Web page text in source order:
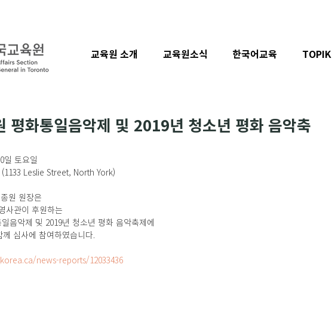
평화통일음악제 및 2019년 청소년 평화 음악축
일 토요일
Leslie Street, North York)
원 원장은
사관이 후원하는
음악제 및 2019년 청소년 평화 음악축제에
심사에 참여하였습니다.
news-reports/12033436
교육원 소개 교육원소식 한국어교육 TOPIK